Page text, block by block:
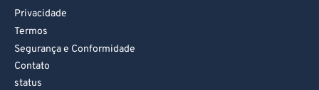
Privacidade
Termos
Segurança e Conformidade
Contato
status